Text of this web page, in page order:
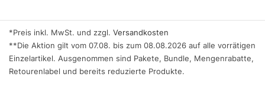
*Preis inkl. MwSt. und zzgl. Versandkosten
**Die Aktion gilt vom 07.08. bis zum 08.08.2026 auf alle vorrätigen
Einzelartikel. Ausgenommen sind Pakete, Bundle, Mengenrabatte,
Retourenlabel und bereits reduzierte Produkte.